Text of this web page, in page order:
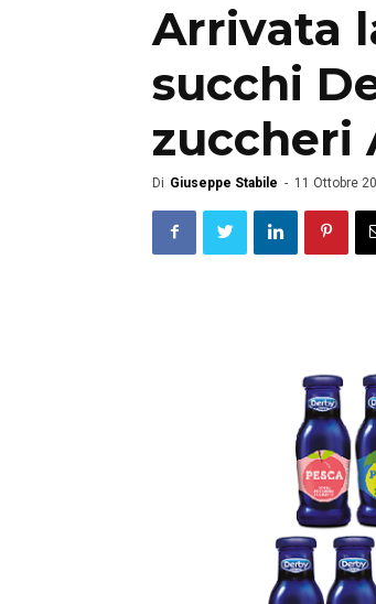
Arrivata
succhi
zuccheri
Di Giuseppe Stabile - 11 Ottobre